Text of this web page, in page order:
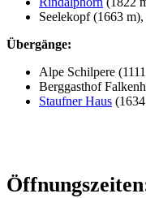
Seelekopf (1663
Übergänge:
Alpe Schilpere
Berggasthof
Staufner Haus